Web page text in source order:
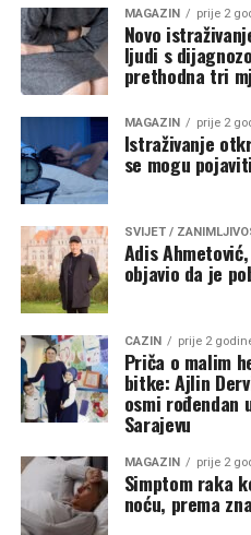
MAGAZIN prije 2
Novo
ljudi s
prethodna tri
MAGAZIN prije 2
Istraživanje
se mogu
SVIJET /
Adis
objavio da je
CAZIN prije 2
Priča o malim
bitke: Ajlin
osmi rođendan
Sarajevu
MAGAZIN prije 2
Simptom raka
noću, prema